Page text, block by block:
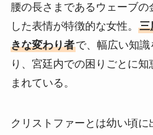
腰の長さまであるウェーブの
した表情が特徴的な女性。 三
きな変わり者で、幅広い知
り、宮廷内での困りごとに知
まれている。
クリストファーとは幼い頃